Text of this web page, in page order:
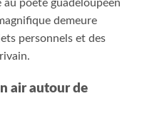
au poète guadeloupéen
demeure
personnels et des
air autour de